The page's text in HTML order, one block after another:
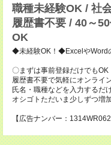
職種未経験OK / 社
履歴書不要 / 40～
OK
◆未経験OK！◆ExcelやWord
〇まずは事前登録だけでもOK
履歴書不要で気軽にオンライ
氏名・職種などを入力するだ
オシゴトただいま少しずつ増
【広告ナンバー：